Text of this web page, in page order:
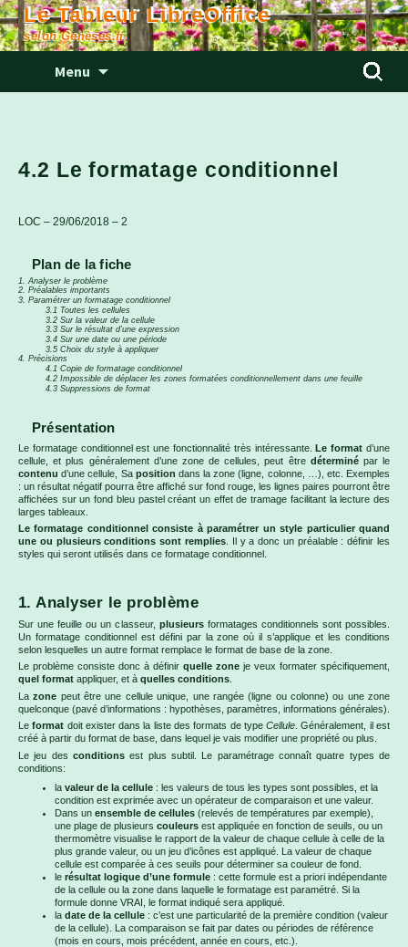
Le Tableur LibreOffice
selon Genèses.fr
Menu
4.2 Le formatage conditionnel
LOC – 29/06/2018 – 2
Plan de la fiche
1. Analyser le problème
2. Préalables importants
3. Paramétrer un formatage conditionnel
3.1 Toutes les cellules
3.2 Sur la valeur de la cellule
3.3 Sur le résultat d’une expression
3.4 Sur une date ou une période
3.5 Choix du style à appliquer
4. Précisions
4.1 Copie de formatage conditionnel
4.2 Impossible de déplacer les zones formatées conditionnellement dans une feuille
4.3 Suppressions de format
Présentation
Le formatage conditionnel est une fonctionnalité très intéressante.Le format d’une
cellule, et plus généralement d’une zone de cellules, peut être déterminépar le
contenu d’une cellule, Sa position dans la zone (ligne, colonne, …), etc. Exemples
: un résultat négatif pourra être affiché sur fond rouge, les lignes paires pourront être
affichées sur un fond bleu pastel créant un effet de tramage facilitant la lecture des
larges tableaux.
Le formatage conditionnel consiste à paramétrer un style particulier quand
une ou plusieurs conditions sont remplies. Il y a donc un préalable : définir les
styles qui seront utilisés dans ce formatage conditionnel.
1. Analyser le problème
Sur une feuille ou un classeur, plusieursformatages conditionnels sont possibles.
Un formatage conditionnel est défini par la zone où il s’applique et les conditions
selon lesquelles un autre format remplace le format de base de la zone.
Le problème consiste donc à définir quelle zone je veux formater spécifiquement,
quel format appliquer, et à quelles conditions.
Lazone peut être une cellule unique, une rangée (ligne ou colonne) ou une zone
quelconque (pavé d’informations : hypothèses, paramètres, informations générales).
Leformat doit exister dans la liste des formats de typeCellule . Généralement, il est
créé à partir du format de base, dans lequel je vais modifier une propriété ou plus.
Le jeu des conditions est plus subtil. Le paramétrage connaît quatre types de
conditions:
la valeur de la cellule : les valeurs de tous les types sont possibles, et la
condition est exprimée avec un opérateur de comparaison et une valeur.
Dans un ensemble de cellules (relevés de températures par exemple),
une plage de plusieurs couleurs est appliquée en fonction de seuils, ou un
thermomètre visualise le rapport de la valeur de chaque cellule à celle de la
plus grande valeur, ou un jeu d’icônes est appliqué. La valeur de chaque
cellule est comparée à ces seuils pour déterminer sa couleur de fond.
le résultat logique d’une formule : cette formule est a priori indépendante
de la cellule ou la zone dans laquelle le formatage est paramétré. Si la
formule donne VRAI, le format indiqué sera appliqué.
la date de la cellule : c’est une particularité de la première condition (valeur
de la cellule). La comparaison se fait par dates ou périodes de référence
(mois en cours, mois précédent, année en cours, etc.).